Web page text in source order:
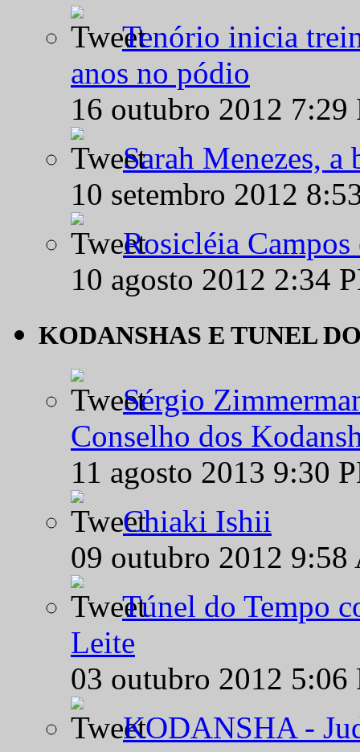
Tenório inicia
anos no pódio
16 outubro 2012
Sarah Menezes,
10 setembro 2012
Rosicléia
10 agosto 2012 2:34
KODANSHAS E TUNEL
Sérgio
Conselho dos
11 agosto 2013 9:30
Chiaki Ishii
09 outubro 2012
Túnel do Tempo
Leite
03 outubro 2012
KODANSHA -